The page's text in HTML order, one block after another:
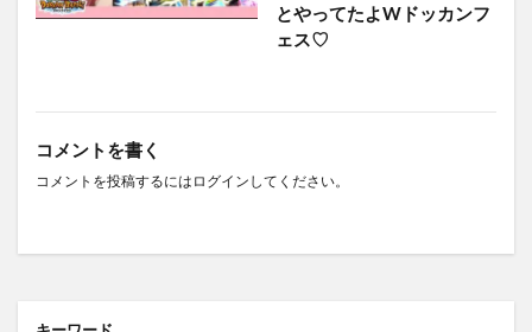
とやってたよWドッカンフ
ェス♡
コメントを書く
コメントを投稿するには ログイン してください。